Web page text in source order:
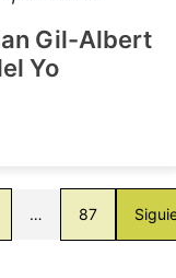
Gil-Albert
Yo
… 87